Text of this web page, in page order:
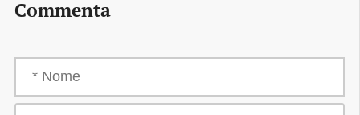
Commenta